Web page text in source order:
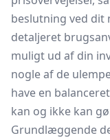
beslutning ved dit
detaljeret
muligt ud af din
nogle af de
have en
kan og ikke kan
Grundlæggende